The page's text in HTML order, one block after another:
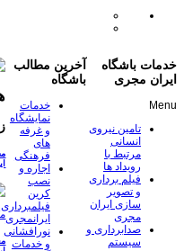
آخرین مطالب
باشگاه
خدمات
نمایشگاه
و غرفه
های
فرهنگی
اجاره و
نصب
کرین
فیلمبرداری
ایرانمجری
نورافشانی
و خدمات
خدمات باشگاه
ایران مجری
Menu
تامین نیروی
انسانی
مرتبط با
رویداد ها
فیلم برداری
و تصویر
سازی ایران
مجری
صدابرداری و
سیستم